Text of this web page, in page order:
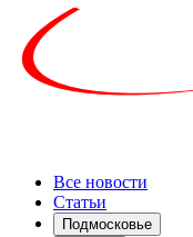
Все новости
Статьи
Подмосковье